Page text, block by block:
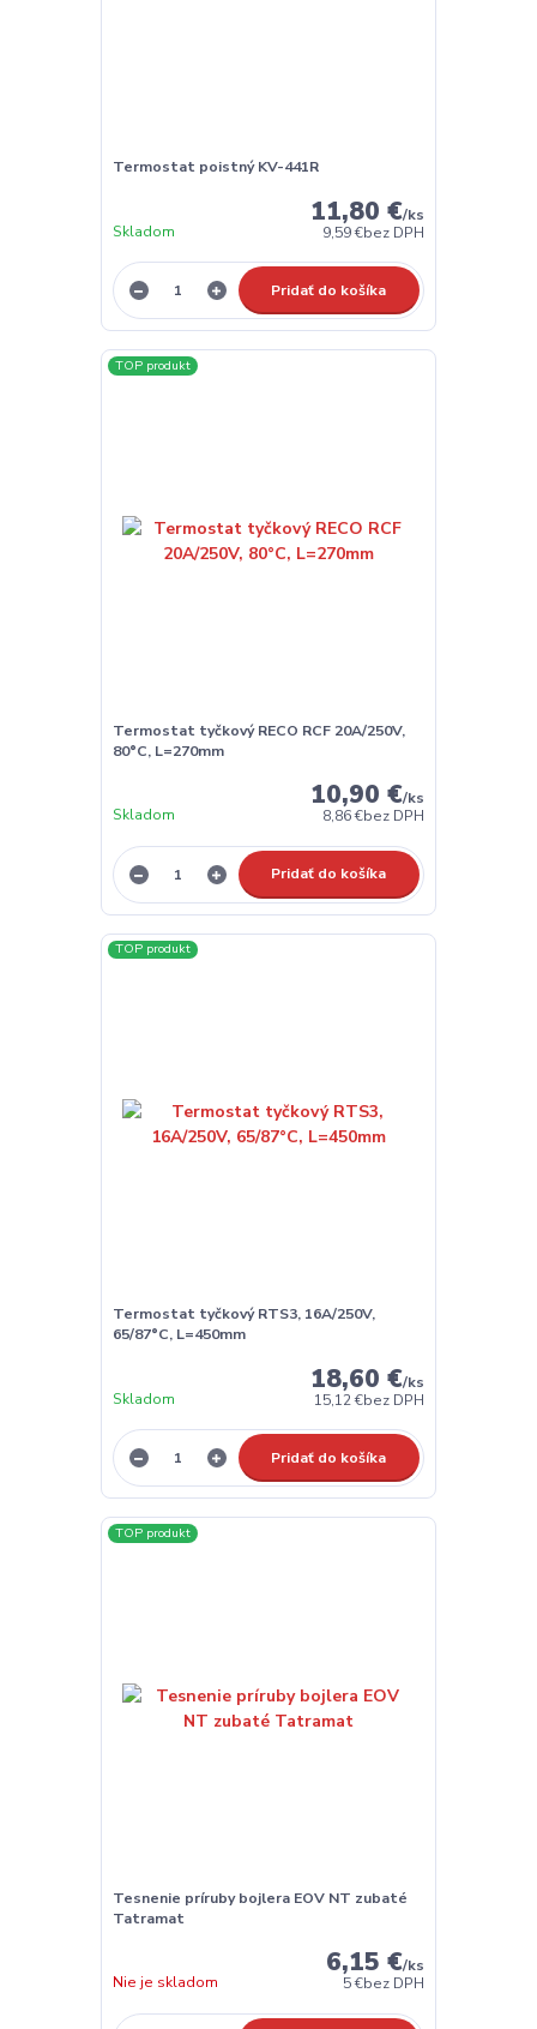
Termostat poistný KV-441R
11,80 €/ks
9,59 €bez DPH
Skladom
Pridať do košíka
TOP produkt
Termostat tyčkový RECO RCF 20A/250V,
80°C, L=270mm
10,90 €/ks
8,86 €bez DPH
Skladom
Pridať do košíka
TOP produkt
Termostat tyčkový RTS3, 16A/250V,
65/87°C, L=450mm
18,60 €/ks
15,12 €bez DPH
Skladom
Pridať do košíka
TOP produkt
Tesnenie príruby bojlera EOV NT zubaté
Tatramat
6,15 €/ks
5 €bez DPH
Nie je skladom